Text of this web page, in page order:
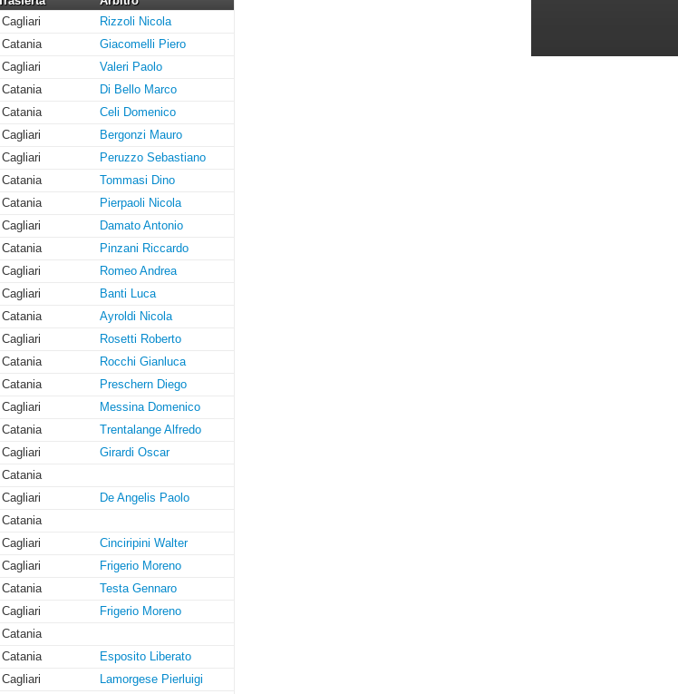
Cagliari
Rizzoli Nicola
Catania
Giacomelli Piero
Cagliari
Valeri Paolo
Catania
Di Bello Marco
Catania
Celi Domenico
Cagliari
Bergonzi Mauro
Cagliari
Peruzzo Sebastiano
Catania
Tommasi Dino
Catania
Pierpaoli Nicola
Cagliari
Damato Antonio
Catania
Pinzani Riccardo
Cagliari
Romeo Andrea
Cagliari
Banti Luca
Catania
Ayroldi Nicola
Cagliari
Rosetti Roberto
Catania
Rocchi Gianluca
Catania
Preschern Diego
Cagliari
Messina Domenico
Catania
Trentalange Alfredo
Cagliari
Girardi Oscar
Catania
Cagliari
De Angelis Paolo
Catania
Cagliari
Cinciripini Walter
Cagliari
Frigerio Moreno
Catania
Testa Gennaro
Cagliari
Frigerio Moreno
Catania
Catania
Esposito Liberato
Cagliari
Lamorgese Pierluigi